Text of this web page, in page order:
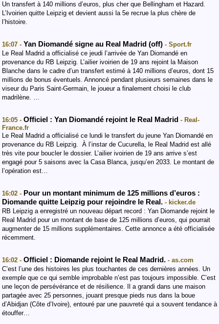
Un transfert à 140 millions d’euros, plus cher que Bellingham et Hazard.
L’Ivoirien quitte Leipzig et devient aussi la 5e recrue la plus chère de
l’histoire.
16:07 - Yan Diomandé signe au Real Madrid (off) - Sport.fr
Le Real Madrid a officialisé ce jeudi l’arrivée de Yan Diomandé en
provenance du RB Leipzig. L’ailier ivoirien de 19 ans rejoint la Maison
Blanche dans le cadre d’un transfert estimé à 140 millions d’euros, dont 15
millions de bonus éventuels. Annoncé pendant plusieurs semaines dans le
viseur du Paris Saint-Germain, le joueur a finalement choisi le club
madrilène. …
16:05 - Officiel : Yan Diomandé rejoint le Real Madrid - Real-
France.fr
Le Real Madrid a officialisé ce lundi le transfert du jeune Yan Diomandé en
provenance du RB Leipzig. À l’instar de Cucurella, le Real Madrid est allé
très vite pour boucler le dossier. L’ailier ivoirien de 19 ans arrive s’est
engagé pour 5 saisons avec la Casa Blanca, jusqu’en 2033. Le montant de
l’opération est…
16:02 - Pour un montant minimum de 125 millions d’euros :
Diomande quitte Leipzig pour rejoindre le Real. - kicker.de
RB Leipzig a enregistré un nouveau départ record : Yan Diomande rejoint le
Real Madrid pour un montant de base de 125 millions d’euros, qui pourrait
augmenter de 15 millions supplémentaires. Cette annonce a été officialisée
récemment.
16:02 - Officiel : Diomande rejoint le Real Madrid. - as.com
C’est l’une des histoires les plus touchantes de ces dernières années. Un
exemple que ce qui semble improbable n’est pas toujours impossible. C’est
une leçon de persévérance et de résilience. Il a grandi dans une maison
partagée avec 25 personnes, jouant presque pieds nus dans la boue
d’Abidjan (Côte d’Ivoire), entouré par une pauvreté qui a souvent tendance à
étouffer…